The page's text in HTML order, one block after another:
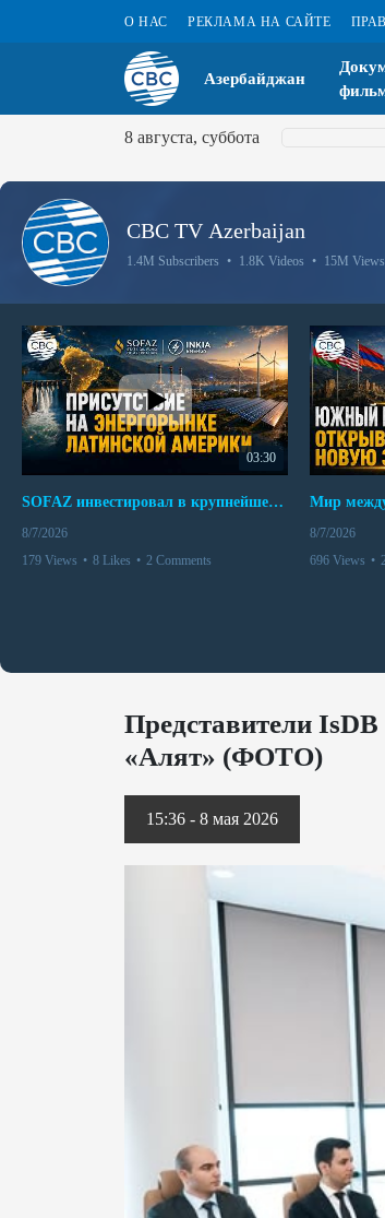
О НАС РЕКЛАМА НА САЙТЕ
Азербайджан
8 августа, суббота
CBC TV Azerbaijan
1.4M Subscribers • 1.8K Videos • 15M Views
03:30
SOFAZ инвестировал в крупнейшего независимого производителя электроэнергии Перу
8/7/2026
179 Views • 8 Likes • 2 Comments
8/7/2026
696 Views •
Представители
«Алят» (ФОТО)
15:36 - 8 мая 2026